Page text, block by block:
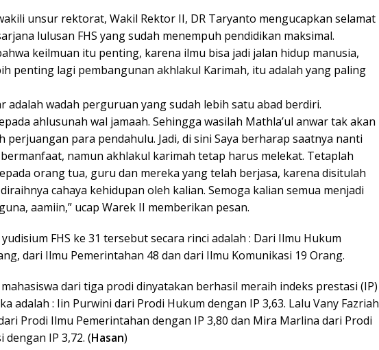
unsur rektorat, Wakil Rektor II, DR Taryanto mengucapkan selamat
lulusan FHS yang sudah menempuh pendidikan maksimal.
keilmuan itu penting, karena ilmu bisa jadi jalan hidup manusia,
penting lagi pembangunan akhlakul Karimah, itu adalah yang paling
adalah wadah perguruan yang sudah lebih satu abad berdiri.
ahlusunah wal jamaah. Sehingga wasilah Mathla’ul anwar tak akan
perjuangan para pendahulu. Jadi, di sini Saya berharap saatnya nanti
namun akhlakul karimah tetap harus melekat. Tetaplah
orang tua, guru dan mereka yang telah berjasa, karena disitulah
cahaya kehidupan oleh kalian. Semoga kalian semua menjadi
aamiin,” ucap Warek II memberikan pesan.
FHS ke 31 tersebut secara rinci adalah : Dari Ilmu Hukum
dari Ilmu Pemerintahan 48 dan dari Ilmu Komunikasi 19 Orang.
dari tiga prodi dinyatakan berhasil meraih indeks prestasi (IP)
adalah : Iin Purwini dari Prodi Hukum dengan IP 3,63. Lalu Vany Fazriah
Prodi Ilmu Pemerintahan dengan IP 3,80 dan Mira Marlina dari Prodi
dengan IP 3,72. (Hasan)